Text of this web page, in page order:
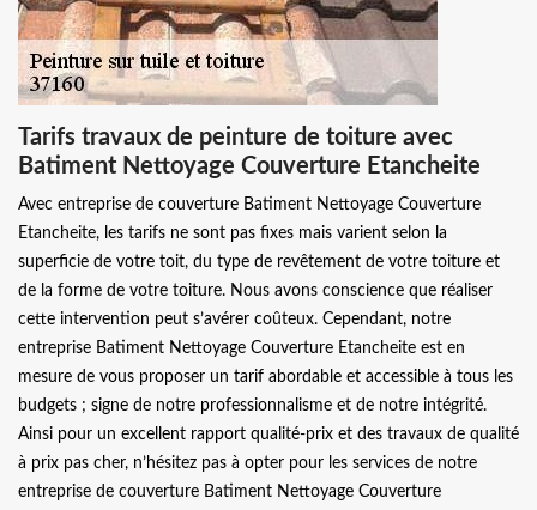
Tarifs travaux de peinture de toiture avec
Batiment Nettoyage Couverture Etancheite
Avec entreprise de couverture Batiment Nettoyage Couverture
Etancheite, les tarifs ne sont pas fixes mais varient selon la
superficie de votre toit, du type de revêtement de votre toiture et
de la forme de votre toiture. Nous avons conscience que réaliser
cette intervention peut s’avérer coûteux. Cependant, notre
entreprise Batiment Nettoyage Couverture Etancheite est en
mesure de vous proposer un tarif abordable et accessible à tous les
budgets ; signe de notre professionnalisme et de notre intégrité.
Ainsi pour un excellent rapport qualité-prix et des travaux de qualité
à prix pas cher, n’hésitez pas à opter pour les services de notre
entreprise de couverture Batiment Nettoyage Couverture